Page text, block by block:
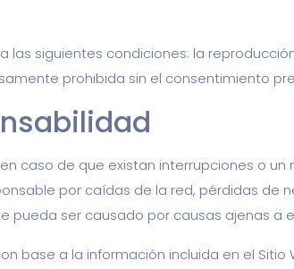
las siguientes condiciones: la
prohibida sin el consentimiento
caso de que existan interrupciones o
por caídas de la red, pérdidas
ser causado por causas ajenas a
base a la información incluida en el